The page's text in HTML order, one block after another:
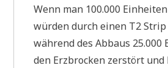
Wenn man 100.000
würden durch einen T2
während des Abbaus 25.000
den Erzbrocken zerstört